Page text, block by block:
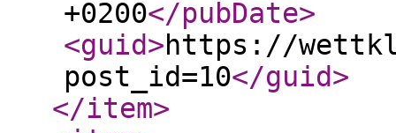
+0200</pubDate>
<guid>https://
post_id=10</guid>
</item>